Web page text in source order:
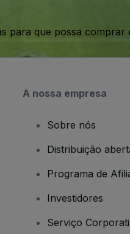
para que possa
A nossa empresa
Sobre nós
Distribuição
Programa de
Investidores
Serviço